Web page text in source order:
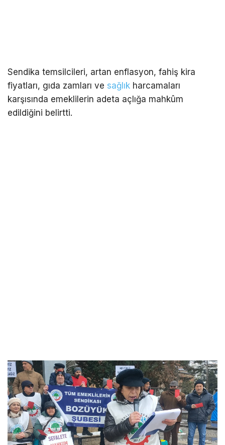
Sendika temsilcileri, artan enflasyon, fahiş kira
fiyatları, gıda zamları ve sağlık harcamaları
karşısında emeklilerin adeta açlığa mahkûm
edildiğini belirtti.